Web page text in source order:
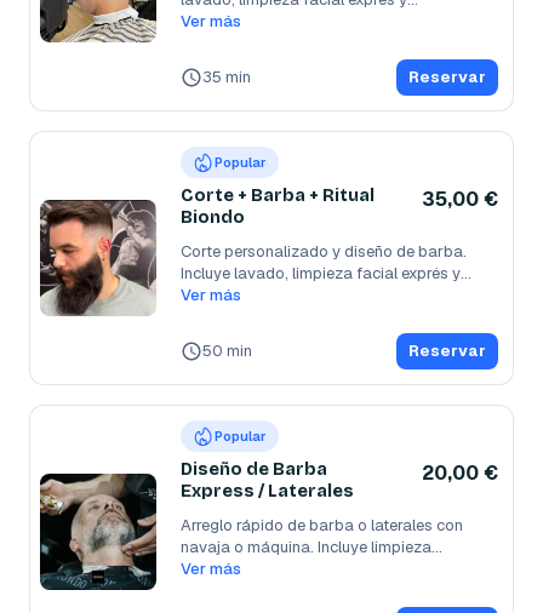
Ver más
35 min Reservar
Popular
Corte + Barba + Ritual
Biondo
35,00 €
Corte personalizado y diseño de barba.
Incluye lavado, limpieza facial exprés y...
Ver más
50 min Reservar
Popular
Diseño de Barba
Express / Laterales
20,00 €
Arreglo rápido de barba o laterales con
navaja o máquina. Incluye limpieza...
Ver más